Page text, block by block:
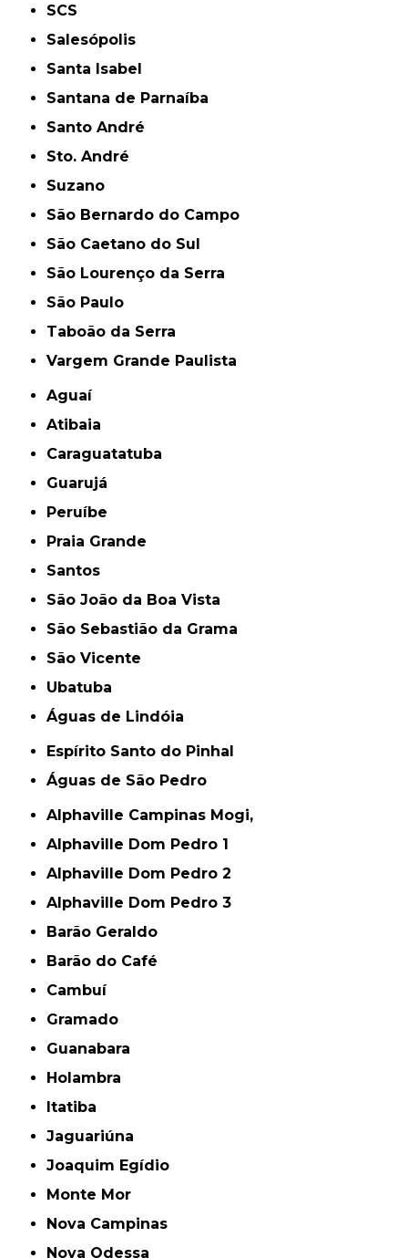
SCS
Salesópolis
Santa Isabel
Santana de Parnaíba
Santo André
Sto. André
Suzano
São Bernardo do Campo
São Caetano do Sul
São Lourenço da Serra
São Paulo
Taboão da Serra
Vargem Grande Paulista
Aguaí
Atibaia
Caraguatatuba
Guarujá
Peruíbe
Praia Grande
Santos
São João da Boa Vista
São Sebastião da Grama
São Vicente
Ubatuba
Águas de Lindóia
Espírito Santo do Pinhal
Águas de São Pedro
Alphaville Campinas Mogi,
Alphaville Dom Pedro 1
Alphaville Dom Pedro 2
Alphaville Dom Pedro 3
Barão Geraldo
Barão do Café
Cambuí
Gramado
Guanabara
Holambra
Itatiba
Jaguariúna
Joaquim Egídio
Monte Mor
Nova Campinas
Nova Odessa